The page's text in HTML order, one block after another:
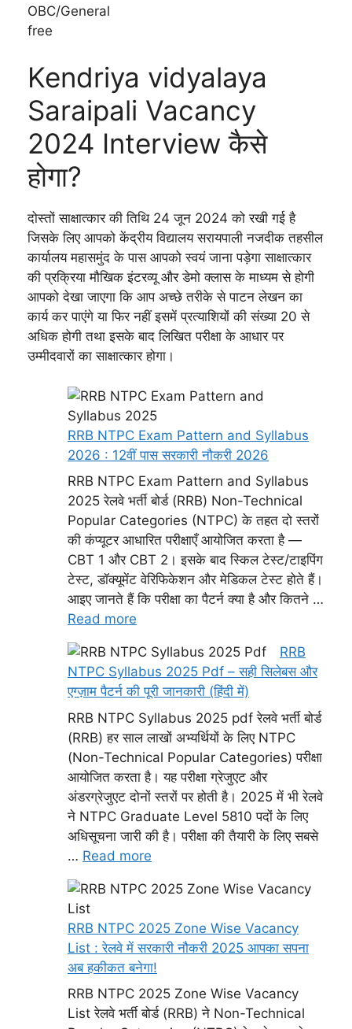
OBC/General
free
Kendriya vidyalaya
Saraipali Vacancy
2024 Interview कैसे
होगा?
दोस्तों साक्षात्कार की तिथि 24 जून 2024 को रखी गई है
जिसके लिए आपको केंद्रीय विद्यालय सरायपाली नजदीक तहसील
कार्यालय महासमुंद के पास आपको स्वयं जाना पड़ेगा साक्षात्कार
की प्रक्रिया मौखिक इंटरव्यू और डेमो क्लास के माध्यम से होगी
आपको देखा जाएगा कि आप अच्छे तरीके से पाटन लेखन का
कार्य कर पाएंगे या फिर नहीं इसमें प्रत्याशियों की संख्या 20 से
अधिक होगी तथा इसके बाद लिखित परीक्षा के आधार पर
उम्मीदवारों का साक्षात्कार होगा।
RRB NTPC Exam Pattern and Syllabus
2026 : 12वीं पास सरकारी नौकरी 2026
RRB NTPC Exam Pattern and Syllabus
2025 रेलवे भर्ती बोर्ड (RRB) Non-Technical
Popular Categories (NTPC) के तहत दो स्तरों
की कंप्यूटर आधारित परीक्षाएँ आयोजित करता है —
CBT 1 और CBT 2। इसके बाद स्किल टेस्ट/टाइपिंग
टेस्ट, डॉक्यूमेंट वेरिफिकेशन और मेडिकल टेस्ट होते हैं।
आइए जानते हैं कि परीक्षा का पैटर्न क्या है और कितने …
Read more
RRB
NTPC Syllabus 2025 Pdf – सही सिलेबस और
एग्ज़ाम पैटर्न की पूरी जानकारी (हिंदी में)
RRB NTPC Syllabus 2025 pdf रेलवे भर्ती बोर्ड
(RRB) हर साल लाखों अभ्यर्थियों के लिए NTPC
(Non-Technical Popular Categories) परीक्षा
आयोजित करता है। यह परीक्षा ग्रेजुएट और
अंडरग्रेजुएट दोनों स्तरों पर होती है। 2025 में भी रेलवे
ने NTPC Graduate Level 5810 पदों के लिए
अधिसूचना जारी की है। परीक्षा की तैयारी के लिए सबसे
… Read more
RRB NTPC 2025 Zone Wise Vacancy
List : रेलवे में सरकारी नौकरी 2025 आपका सपना
अब हकीकत बनेगा!
RRB NTPC 2025 Zone Wise Vacancy
List रेलवे भर्ती बोर्ड (RRB) ने Non-Technical